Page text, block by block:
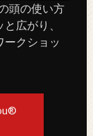
頭の使い方
広がり、
ークショッ